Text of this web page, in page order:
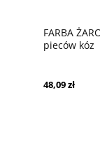
FARBA
pieców kóz
48,09 zł